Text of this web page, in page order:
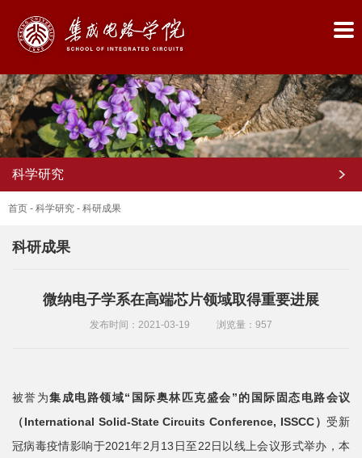
概
况
科学研究
首页 - 科学研究 - 科研成果
科研成果
微纳电子学系在高端芯片领域取得重要进展
发布时间：2021-03-19 浏览量： 957
被誉为集成电路领域“ 国际奥林匹克盛会”的国际固态电路会议
（International Solid-State Circuits Conference, ISSCC）受新
冠病毒疫情影响于2021年2月13日至22日以线上会议形式举办，本